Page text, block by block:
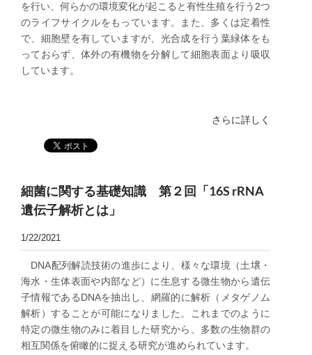
を行い、何らかの環境変化が起こると有性生殖を行う2つ
のライフサイクルをもっています。また、多くは定着性
で、細胞壁を有していますが、光合成を行う葉緑体をも
っておらず、体外の有機物を分解して細胞表面より吸収
しています。
さらに詳しく
細菌に関する基礎知識 第２回「16S rRNA
遺伝子解析とは」
1/22/2021
DNA配列解読技術の進歩により、様々な環境（土壌・
海水・生体表面や内部など）に生息する微生物から遺伝
子情報であるDNAを抽出し、網羅的に解析（メタゲノム
解析）することが可能になりました。これまでのように
特定の微生物のみに着目した研究から、多数の生物群の
相互関係を俯瞰的に捉える研究が進められています。